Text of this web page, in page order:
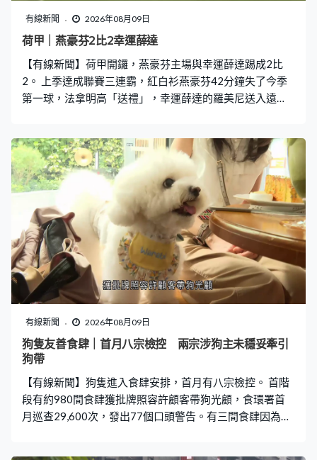
片段，推廣格陵蘭石油計劃。 格陵蘭早在2021年已停止批
出新的石油開採許可，一間英國公司此前已獲得詹姆森地
的石油開採權，格陵蘭能源公司最終透過買入其股權，取
得詹姆森地的石油開採權，但仍需得到格陵蘭自治政府批
准方可開採。
有線新聞 2026年08月09日
荷甲｜燕豪芬2比2幸運薛達
【有線新聞】荷甲開鑼，燕豪芬主場與幸運薛達踢成2比
2。 上季達成聯賽三連霸，紅白衫燕豪芬42分鐘失了今季
第一球，法拿明高「送禮」，幸運薛達的羅美尼送入遠
季首場未能全取3分，補時2分鐘被米殊熨入，2比2完場。
有線新聞 2026年08月09日
狗隻友善食肆｜首月八宗檢控 兩宗涉狗主未穩妥牽引
狗帶
【有線新聞】狗隻進入食肆安排，首月有八宗檢控。 首階
段有約980間食肆獲批牌照容許顧客帶狗光顧，食環署首
月巡查29,600次，發出77個口頭警告。有三間食肆因為持